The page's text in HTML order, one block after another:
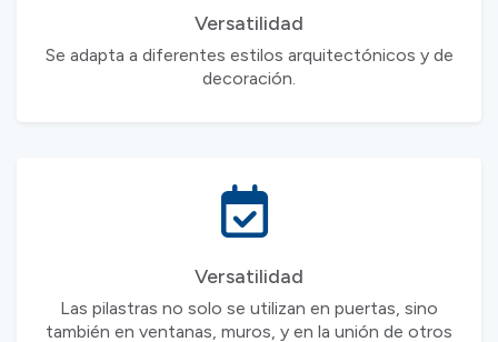
Versatilidad
Se adapta a diferentes estilos arquitectónicos y de
decoración.
Versatilidad
Las pilastras no solo se utilizan en puertas, sino
también en ventanas, muros, y en la unión de otros